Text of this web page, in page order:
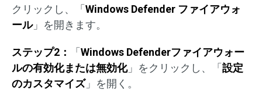
クリックし、「Windows Defender ファイアウォ
ール」を開きます。
ステップ2： 「Windows Defenderファイアウォー
ルの有効化または無効化」をクリックし、「設定
のカスタマイズ」を開く。